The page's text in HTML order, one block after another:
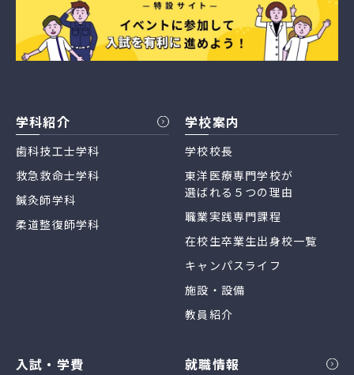
学科紹介
歯科技工士学科
救急救命士学科
鍼灸師学科
柔道整復師学科
学校案内
学校校長
東洋医療専門学校が
選ばれる５つの理由
職業実践専門課程
在校生卒業生出身校一覧
キャンパスライフ
施設・設備
教員紹介
入試・学費 就職情報